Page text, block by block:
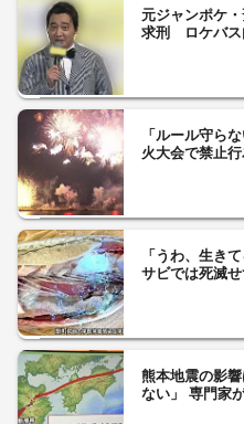
元ジャンポケ
求刑 ロケバ
「ルール守ら
火大会で禁止
「うわ、生き
サビでは死滅
熊本地震の影
ない」 専門家